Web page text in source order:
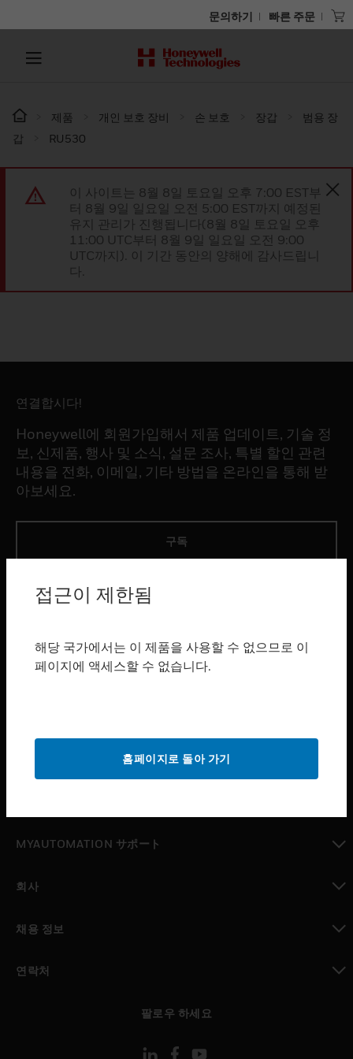
문의하기 빠른 주문
제품 개인 보호 장비 손 보호 장갑
범용 장
갑
RU530
이 사이트는 8월 8일 토요일 오후 7:00 EST부
터 8월 9일 일요일 오전 5:00 EST까지 예정된
유지 관리가 진행됩니다(8월 8일 토요일 오후
11:00 UTC부터 8월 9일 일요일 오전 9:00
UTC까지). 이 기간 동안의 양해에 감사드립니
다.
연결합시다!
Honeywell에 회원가입해서 제품 업데이트, 기술 정
보, 신제품, 행사 및 소식, 설문 조사, 특별 할인 관련
내용을 전화, 이메일, 기타 방법을 온라인을 통해 받
아보세요.
구독
제품
toggle view
서비스
MYAUTOMATION サポート
회사
채용 정보
연락처
팔로우 하세요
접근이 제한됨
해당 국가에서는 이 제품을 사용할 수 없으므로 이
페이지에 액세스할 수 없습니다.
홈페이지로 돌아 가기